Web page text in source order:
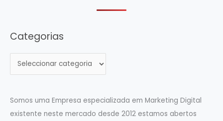
Categorias
a
e
g
Somos uma Empresa especializada em Marketing Digital
existente neste mercado desde 2012 estamos abertos